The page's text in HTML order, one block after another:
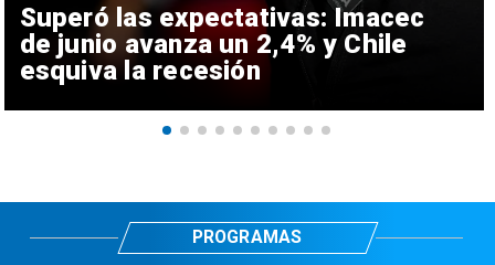
Superó las expectativas: Imacec
de junio avanza un 2,4% y Chile
esquiva la recesión
PROGRAMAS